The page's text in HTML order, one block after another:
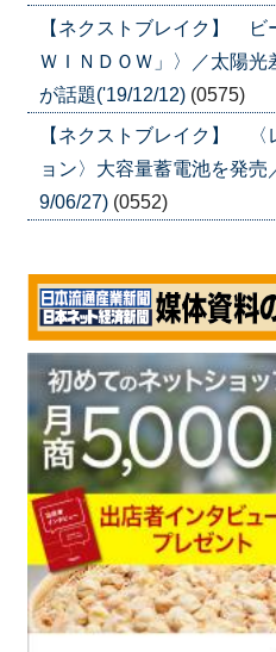
【ネクストブレイク】 ビ
ＷＩＮＤＯＷ」〉／太陽光
が話題('19/12/12) (0575)
【ネクストブレイク】 〈
ョン〉大容量蓄電池を発
9/06/27) (0552)